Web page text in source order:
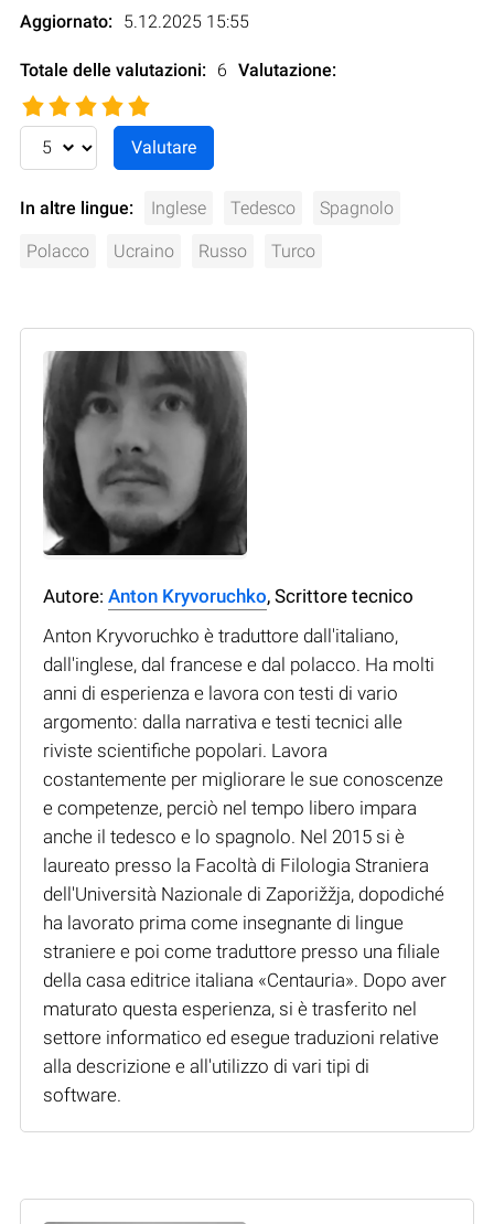
Aggiornato: 5.12.2025 15:55
Totale delle valutazioni: 6 Valutazione:
In altre lingue: Inglese Tedesco Spagnolo
Polacco Ucraino Russo Turco
Autore: Anton Kryvoruchko, Scrittore tecnico
Anton Kryvoruchko è traduttore dall'italiano,
dall'inglese, dal francese e dal polacco. Ha molti
anni di esperienza e lavora con testi di vario
argomento: dalla narrativa e testi tecnici alle
riviste scientifiche popolari. Lavora
costantemente per migliorare le sue conoscenze
e competenze, perciò nel tempo libero impara
anche il tedesco e lo spagnolo. Nel 2015 si è
laureato presso la Facoltà di Filologia Straniera
dell'Università Nazionale di Zaporižžja, dopodiché
ha lavorato prima come insegnante di lingue
straniere e poi come traduttore presso una filiale
della casa editrice italiana «Centauria». Dopo aver
maturato questa esperienza, si è trasferito nel
settore informatico ed esegue traduzioni relative
alla descrizione e all'utilizzo di vari tipi di
software.